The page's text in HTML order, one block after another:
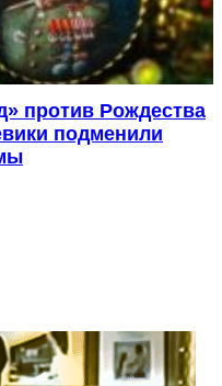
против Рождества
подменили